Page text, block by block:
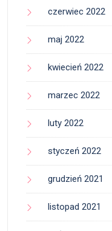
czerwiec 2022
maj 2022
kwiecień 2022
marzec 2022
luty 2022
styczeń 2022
grudzień 2021
listopad 2021